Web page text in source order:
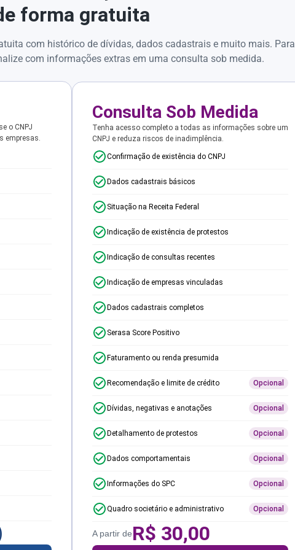
forma gratuita
com histórico de dívidas, dados cadastrais e muito mais. Para
com informações extras em uma consulta sob medida.
o CNPJ
empresas.
Consulta Sob Medida
Tenha acesso completo a todas as informações sobre um
CNPJ e reduza riscos de inadimplência.
Confirmação de existência do CNPJ
Dados cadastrais básicos
Situação na Receita Federal
Indicação de existência de protestos
Indicação de consultas recentes
Indicação de empresas vinculadas
Dados cadastrais completos
Serasa Score Positivo
Faturamento ou renda presumida
Recomendação e limite de crédito Opcional
Dívidas, negativas e anotações Opcional
Detalhamento de protestos Opcional
Dados comportamentais Opcional
Informações do SPC Opcional
Quadro societário e administrativo Opcional
A partir deR$ 30,00